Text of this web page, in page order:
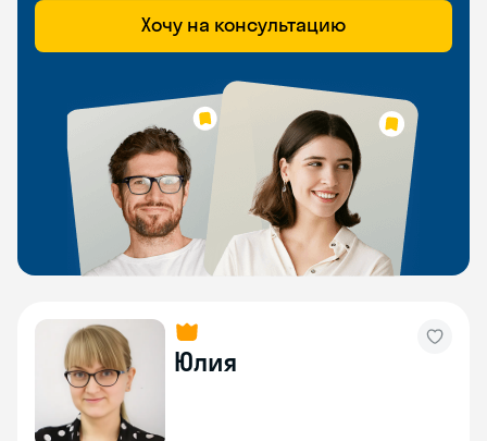
Хочу на консультацию
Юлия